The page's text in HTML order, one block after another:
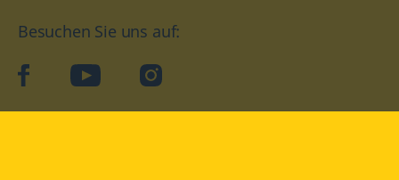
Besuchen Sie uns auf:
facebookYouTube Instagram